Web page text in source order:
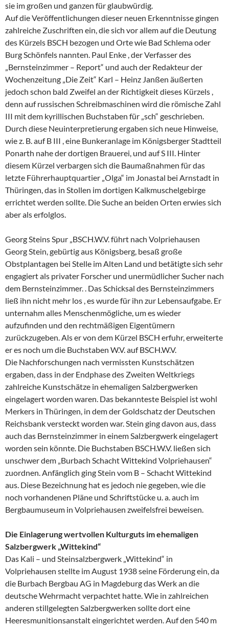
sie im großen und ganzen für glaubwürdig.
Auf die Veröffentlichungen dieser neuen Erkenntnisse gingen
zahlreiche Zuschriften ein, die sich vor allem auf die Deutung
des Kürzels BSCH bezogen und Orte wie Bad Schlema oder
Burg Schönfels nannten. Paul Enke , der Verfasser des
„Bernsteinzimmer – Report“ und auch der Redakteur der
Wochenzeitung „Die Zeit“ Karl – Heinz Janßen äußerten
jedoch schon bald Zweifel an der Richtigkeit dieses Kürzels ,
denn auf russischen Schreibmaschinen wird die römische Zahl
III mit dem kyrillischen Buchstaben für „sch“ geschrieben.
Durch diese Neuinterpretierung ergaben sich neue Hinweise,
wie z. B. auf B III , eine Bunkeranlage im Königsberger Stadtteil
Ponarth nahe der dortigen Brauerei, und auf S III. Hinter
diesem Kürzel verbargen sich die Baumaßnahmen für das
letzte Führerhauptquartier „Olga“ im Jonastal bei Arnstadt in
Thüringen, das in Stollen im dortigen Kalkmuschelgebirge
errichtet werden sollte. Die Suche an beiden Orten erwies sich
aber als erfolglos.
Georg Steins Spur „BSCH.W.V. führt nach Volpriehausen
Georg Stein, gebürtig aus Königsberg, besaß große
Obstplantagen bei Stelle im Alten Land und betätigte sich sehr
engagiert als privater Forscher und unermüdlicher Sucher nach
dem Bernsteinzimmer. . Das Schicksal des Bernsteinzimmers
ließ ihn nicht mehr los , es wurde für ihn zur Lebensaufgabe. Er
unternahm alles Menschenmögliche, um es wieder
aufzufinden und den rechtmäßigen Eigentümern
zurückzugeben. Als er von dem Kürzel BSCH erfuhr, erweiterte
er es noch um die Buchstaben W.V. auf BSCH.W.V.
Die Nachforschungen nach vermissten Kunstschätzen
ergaben, dass in der Endphase des Zweiten Weltkriegs
zahlreiche Kunstschätze in ehemaligen Salzbergwerken
eingelagert worden waren. Das bekannteste Beispiel ist wohl
Merkers in Thüringen, in dem der Goldschatz der Deutschen
Reichsbank versteckt worden war. Stein ging davon aus, dass
auch das Bernsteinzimmer in einem Salzbergwerk eingelagert
worden sein könnte. Die Buchstaben BSCH.W.V. ließen sich
unschwer dem „Burbach Schacht Wittekind Volpriehausen“
zuordnen. Anfänglich ging Stein vom B – Schacht Wittekind
aus. Diese Bezeichnung hat es jedoch nie gegeben, wie die
noch vorhandenen Pläne und Schriftstücke u. a. auch im
Bergbaumuseum in Volpriehausen zweifelsfrei beweisen.
Die Einlagerung wertvollen Kulturguts im ehemaligen
Salzbergwerk „Wittekind“
Das Kali – und Steinsalzbergwerk „Wittekind“ in
Volpriehausen stellte im August 1938 seine Förderung ein, da
die Burbach Bergbau AG in Magdeburg das Werk an die
deutsche Wehrmacht verpachtet hatte. Wie in zahlreichen
anderen stillgelegten Salzbergwerken sollte dort eine
Heeresmunitionsanstalt eingerichtet werden. Auf den 540 m